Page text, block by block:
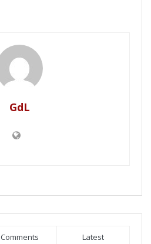
GdL
Comments Latest